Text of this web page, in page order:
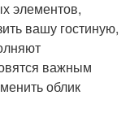
элементов,
вашу гостиную,
важным
облик